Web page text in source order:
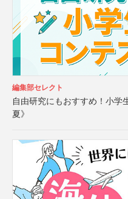
編集部セレクト
自由研究にもおすすめ！小学
夏》